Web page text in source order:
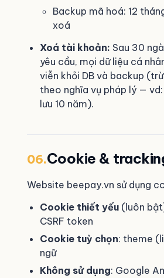
Backup mã hoá: 12
xoá
Xoá tài khoản: Sau 30
yêu cầu, mọi dữ liệu cá
viễn khỏi DB và backup
theo nghĩa vụ pháp lý —
lưu 10 năm).
06.Cookie &
Website beepay.vn sử dụng
Cookie thiết yếu (luôn
CSRF token
Cookie tuỳ chọn: theme
ngữ
Không sử dụng: Google